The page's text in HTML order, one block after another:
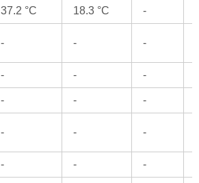
37.2 °C 18.3 °C -
- - -
- - -
- - -
- - -
- - -